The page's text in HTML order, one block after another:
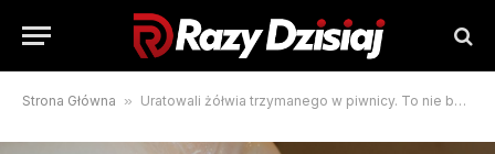
Strona Główna » Uratowali żółwia trzymanego w piwnicy. To nie było jedyne zaskoczenie